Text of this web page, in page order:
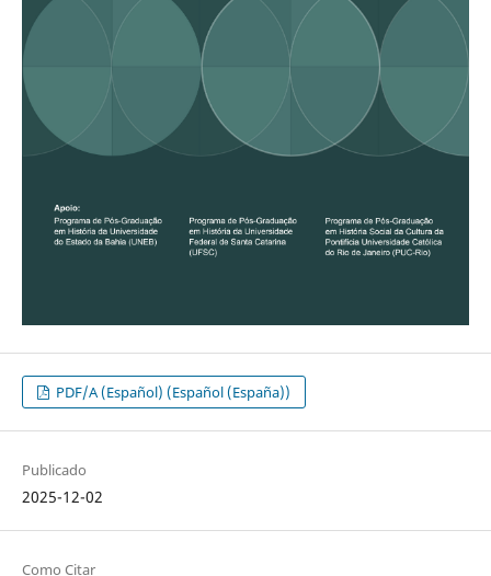
PDF/A (Español) (Español (España))
Publicado
2025-12-02
Como Citar